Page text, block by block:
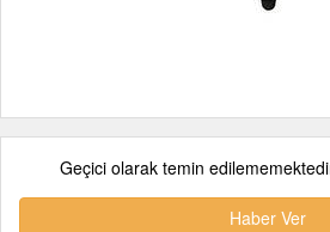
Geçici olarak temin
Haber Ver